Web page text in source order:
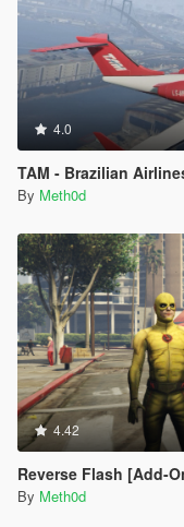
4.0
TAM - Brazilian
By Meth0d
4.42
Reverse Flash [Add-
By Meth0d